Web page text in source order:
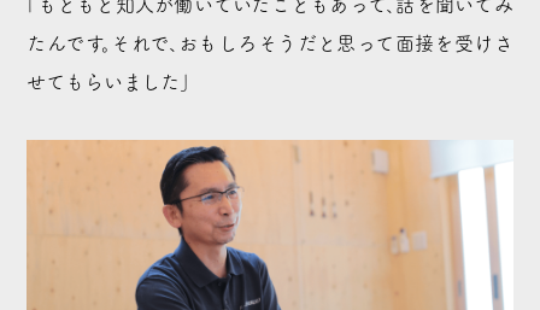
「もともと知人が働いていたこともあって、話を聞いてみ
たんです。それで、おもしろそうだと思って面接を受けさ
せてもらいました」